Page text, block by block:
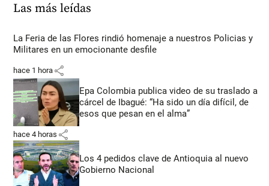
Las más leídas
La Feria de las Flores rindió homenaje a nuestros Policias y
Militares en un emocionante desfile
hace 1 hora share
Epa Colombia publica video de su traslado a
cárcel de Ibagué: “Ha sido un día difícil, de
esos que pesan en el alma”
hace 4 horas share
Los 4 pedidos clave de Antioquia al nuevo
Gobierno Nacional